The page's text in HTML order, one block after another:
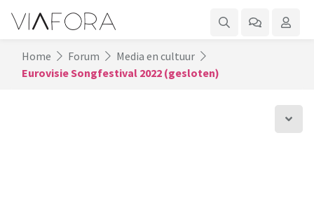
Home Forum
Media en cultuur
Eurovisie Songfestival 2022 (gesloten)